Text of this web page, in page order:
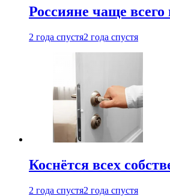
Россияне чаще
2 года спустя2 года спустя
Коснётся всех
2 года спустя2 года спустя